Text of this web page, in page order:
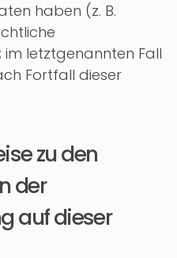
haben (z. B.
letztgenannten Fall
Fortfall dieser
zu den
der
auf dieser